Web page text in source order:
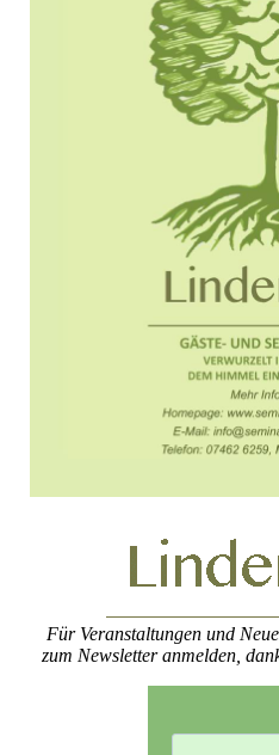
Für Veranstaltungen und
zum Newsletter anmelden,